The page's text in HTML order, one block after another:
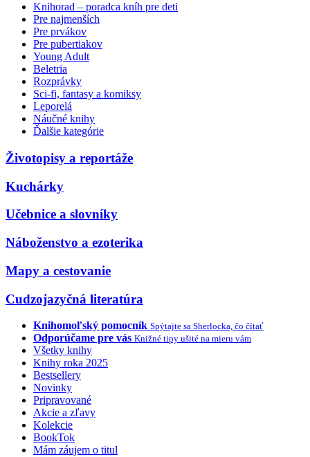
Knihorad – poradca kníh pre deti
Pre najmenších
Pre prvákov
Pre pubertiakov
Young Adult
Beletria
Rozprávky
Sci-fi, fantasy a komiksy
Leporelá
Náučné knihy
Ďalšie kategórie
Životopisy a reportáže
Kuchárky
Učebnice a slovníky
Náboženstvo a ezoterika
Mapy a cestovanie
Cudzojazyčná literatúra
Knihomoľský pomocník Spýtajte sa Sherlocka, čo čítať
Odporúčame pre vás Knižné tipy ušité na mieru vám
Všetky knihy
Knihy roka 2025
Bestsellery
Novinky
Pripravované
Akcie a zľavy
Kolekcie
BookTok
Mám záujem o titul